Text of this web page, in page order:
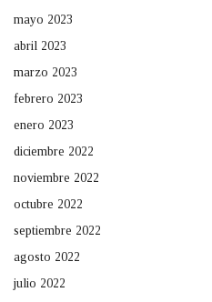
mayo 2023
abril 2023
marzo 2023
febrero 2023
enero 2023
diciembre 2022
noviembre 2022
octubre 2022
septiembre 2022
agosto 2022
julio 2022